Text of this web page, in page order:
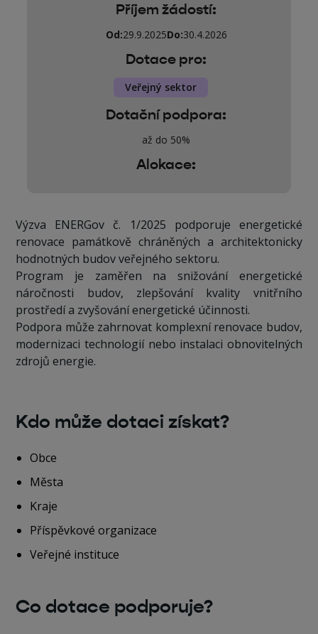
Příjem žádostí:
Od:29.9.2025Do:30.4.2026
Dotace pro:
Veřejný sektor
Dotační podpora:
až do 50%
Alokace:
Výzva ENERGov č. 1/2025 podporuje energetické
renovace památkově chráněných a architektonicky
hodnotných budov veřejného sektoru.
Program je zaměřen na snižování energetické
náročnosti budov, zlepšování kvality vnitřního
prostředí a zvyšování energetické účinnosti.
Podpora může zahrnovat komplexní renovace budov,
modernizaci technologií nebo instalaci obnovitelných
zdrojů energie.
Kdo může dotaci získat?
Obce
Města
Kraje
Příspěvkové organizace
Veřejné instituce
Co dotace podporuje?